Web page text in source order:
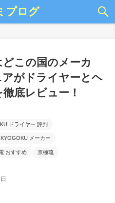
プログ
この国のメーカ
がドライヤーとヘ
底レビュー！
ドライヤー 評判
KYOGOKU メーカー
おすすめ 京極琉